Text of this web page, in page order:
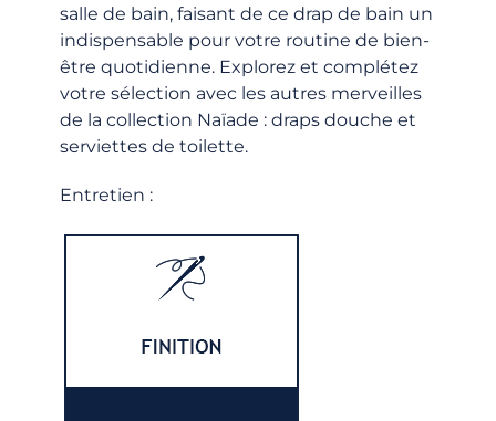
salle de bain, faisant de ce drap de bain un
indispensable pour votre routine de bien-
être quotidienne. Explorez et complétez
votre sélection avec les autres merveilles
de la collection Naïade : draps douche et
serviettes de toilette.
Entretien :